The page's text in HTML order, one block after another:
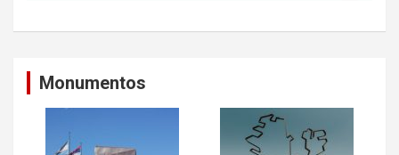
Monumentos